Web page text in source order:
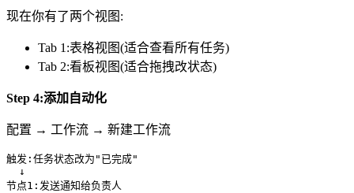
现在你有了两个视图:
Tab 1:表格视图(适合查看所有任务)
Tab 2:看板视图(适合拖拽改状态)
Step 4:添加自动化
配置 → 工作流 → 新建工作流
触发:任务状态改为"已完成"
  ↓
节点1:发送通知给负责人